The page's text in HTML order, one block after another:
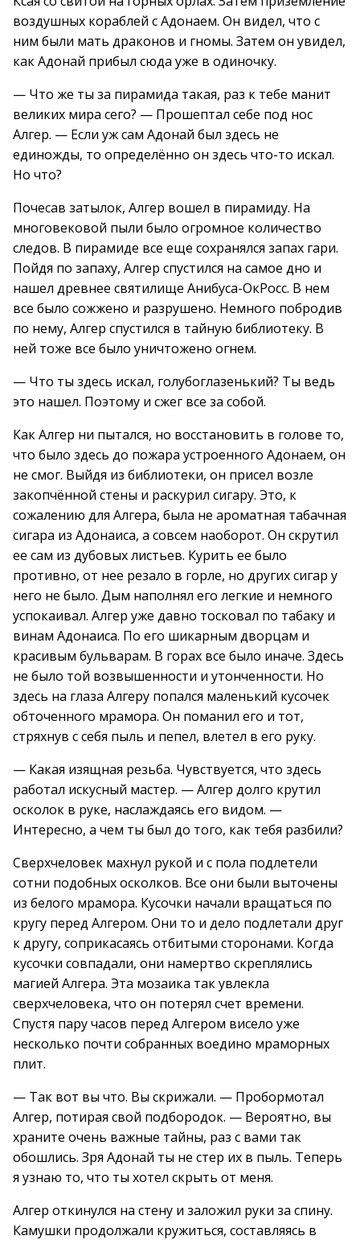
воздушных кораблей с Адонаем. Он видел, что с
ним были мать драконов и гномы. Затем он увидел,
как Адонай прибыл сюда уже в одиночку.
— Что же ты за пирамида такая, раз к тебе манит
великих мира сего? — Прошептал себе под нос
Алгер. — Если уж сам Адонай был здесь не
единожды, то определённо он здесь что-то искал.
Но что?
Почесав затылок, Алгер вошел в пирамиду. На
многовековой пыли было огромное количество
следов. В пирамиде все еще сохранялся запах гари.
Пойдя по запаху, Алгер спустился на самое дно и
нашел древнее святилище Анибуса-ОкРосс. В нем
все было сожжено и разрушено. Немного побродив
по нему, Алгер спустился в тайную библиотеку. В
ней тоже все было уничтожено огнем.
— Что ты здесь искал, голубоглазенький? Ты ведь
это нашел. Поэтому и сжег все за собой.
Как Алгер ни пытался, но восстановить в голове то,
что было здесь до пожара устроенного Адонаем, он
не смог. Выйдя из библиотеки, он присел возле
закопчённой стены и раскурил сигару. Это, к
сожалению для Алгера, была не ароматная табачная
сигара из Адонаиса, а совсем наоборот. Он скрутил
ее сам из дубовых листьев. Курить ее было
противно, от нее резало в горле, но других сигар у
него не было. Дым наполнял его легкие и немного
успокаивал. Алгер уже давно тосковал по табаку и
винам Адонаиса. По его шикарным дворцам и
красивым бульварам. В горах все было иначе. Здесь
не было той возвышенности и утонченности. Но
здесь на глаза Алгеру попался маленький кусочек
обточенного мрамора. Он поманил его и тот,
стряхнув с себя пыль и пепел, влетел в его руку.
— Какая изящная резьба. Чувствуется, что здесь
работал искусный мастер. — Алгер долго крутил
осколок в руке, наслаждаясь его видом. —
Интересно, а чем ты был до того, как тебя разбили?
Сверхчеловек махнул рукой и с пола подлетели
сотни подобных осколков. Все они были выточены
из белого мрамора. Кусочки начали вращаться по
кругу перед Алгером. Они то и дело подлетали друг
к другу, соприкасаясь отбитыми сторонами. Когда
кусочки совпадали, они намертво скреплялись
магией Алгера. Эта мозаика так увлекла
сверхчеловека, что он потерял счет времени.
Спустя пару часов перед Алгером висело уже
несколько почти собранных воедино мраморных
плит.
— Так вот вы что. Вы скрижали. — Пробормотал
Алгер, потирая свой подбородок. — Вероятно, вы
храните очень важные тайны, раз с вами так
обошлись. Зря Адонай ты не стер их в пыль. Теперь
я узнаю то, что ты хотел скрыть от меня.
Алгер откинулся на стену и заложил руки за спину.
Камушки продолжали кружиться, составляясь в